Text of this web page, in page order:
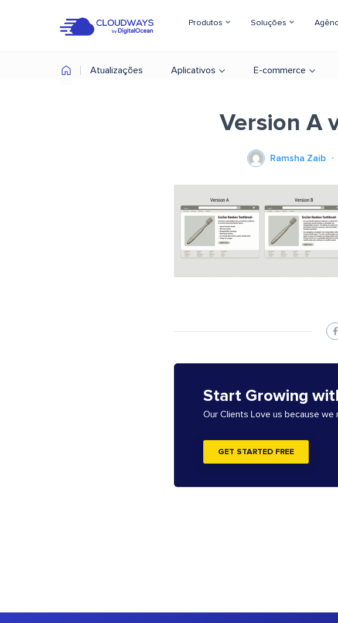
Produtos Soluções
Atualizações Aplicativos E-commerce
Version A
Ramsha Zaib
Start Growing
Our Clients Love us because
GET STARTED FREE